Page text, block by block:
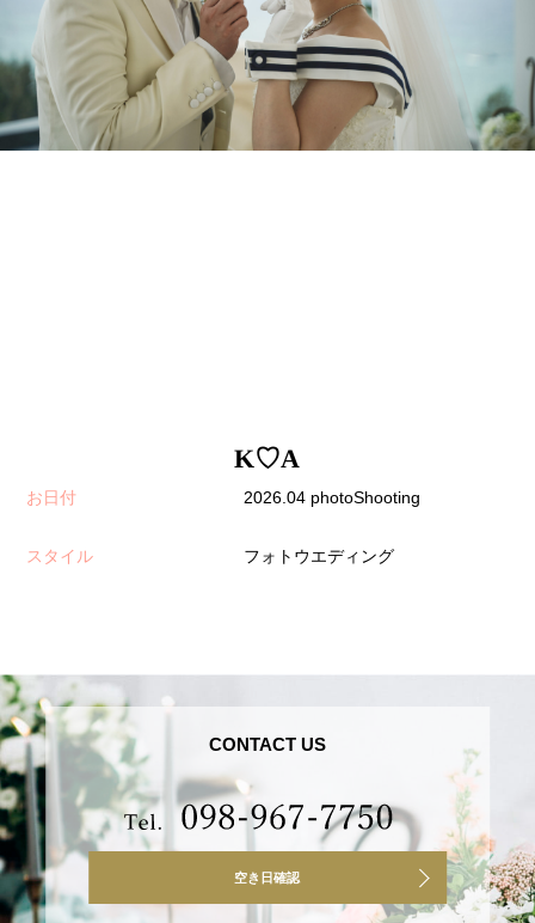
K♡A
お日付 2026.04 photoShooting
スタイル フォトウエディング
CONTACT US
空き日確認